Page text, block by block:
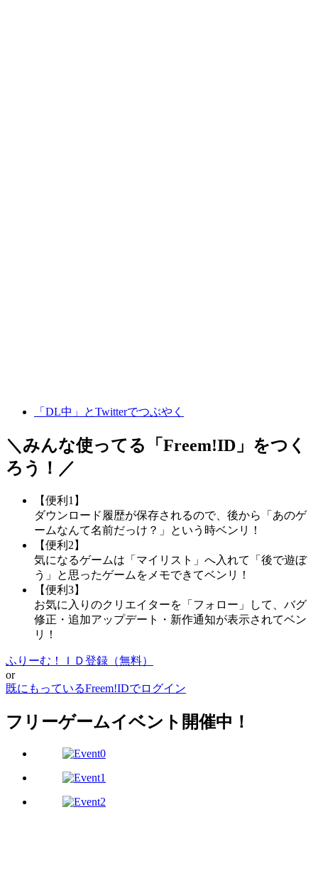
「DL中」とTwitterでつぶやく
＼みんな使ってる「 Freem!ID 」をつく
ろう！／
【便利1】
ダウンロード履歴が保存されるので、後から「あのゲ
ームなんて名前だっけ？」という時ベンリ！
【便利2】
気になるゲームは「マイリスト」へ入れて「後で遊ぼ
う」と思ったゲームをメモできてベンリ！
【便利3】
お気に入りのクリエイターを「フォロー」して、バグ
修正・追加アップデート・新作通知が表示されてベン
リ！
ふりーむ！ＩＤ登録（無料）
or
既にもっているFreem!IDでログイン
フリーゲームイベント開催中！